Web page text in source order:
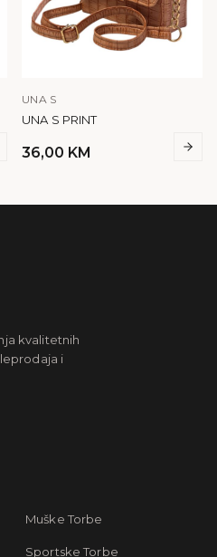
UNA S
UNA S PRINT
36,00 KM
kvalitetnih
i
Muške Torbe
Sportske Torbe